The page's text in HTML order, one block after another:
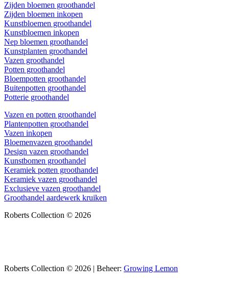
Zijden bloemen groothandel
Zijden bloemen inkopen
Kunstbloemen groothandel
Kunstbloemen inkopen
Nep bloemen groothandel
Kunstplanten groothandel
Vazen groothandel
Potten groothandel
Bloempotten groothandel
Buitenpotten groothandel
Potterie groothandel
Vazen en potten groothandel
Plantenpotten groothandel
Vazen inkopen
Bloemenvazen groothandel
Design vazen groothandel
Kunstbomen groothandel
Keramiek potten groothandel
Keramiek vazen groothandel
Exclusieve vazen groothandel
Groothandel aardewerk kruiken
Roberts Collection © 2026
Roberts Collection © 2026 | Beheer: Growing Lemon